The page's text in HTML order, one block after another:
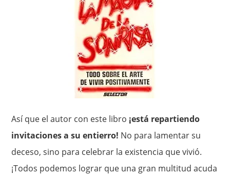
Así que el autor con este libro ¡está repartiendo
invitaciones a su entierro! No para lamentar su
deceso, sino para celebrar la existencia que vivió.
¡Todos podemos lograr que una gran multitud acuda